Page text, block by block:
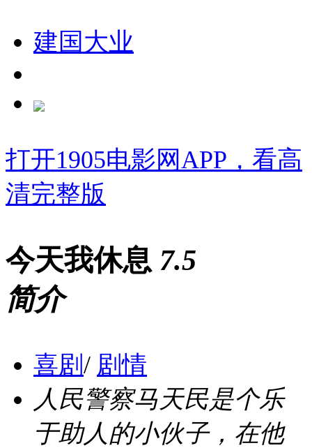
建国大业
打开1905电影网APP，看高
清完整版
今天我休息 7.5
简介
喜剧 / 剧情
人民警察马天民是个乐
于助人的小伙子，在他